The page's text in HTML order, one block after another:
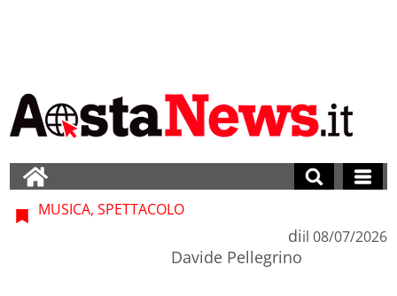
MUSICA, SPETTACOLO
di
Davide Pellegrino
il 08/07/2026